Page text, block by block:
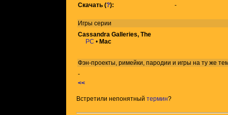
Скачать (?): -
Игры серии
Cassandra Galleries, The
PC • Mac
Фэн-проекты, римейки, пародии и игры на ту же
-
<<
Встретили непонятный термин?